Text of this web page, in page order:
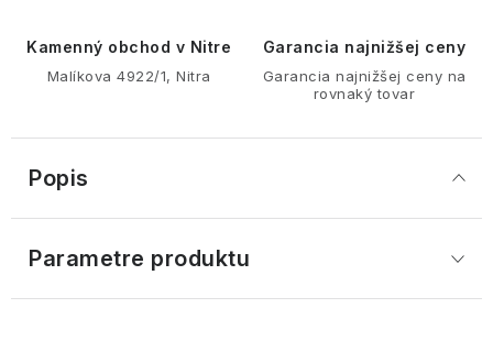
Kamenný obchod v Nitre
Malíkova 4922/1, Nitra
Garancia najnižšej ceny
Garancia najnižšej ceny na
rovnaký tovar
Popis
Parametre produktu